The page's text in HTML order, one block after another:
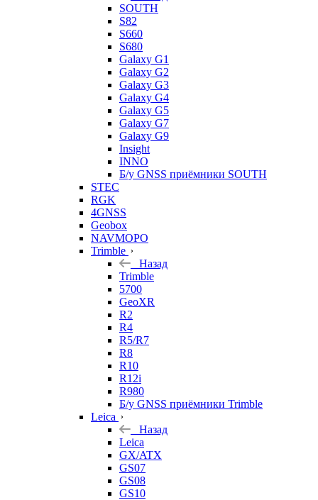
SOUTH
S82
S660
S680
Galaxy G1
Galaxy G2
Galaxy G3
Galaxy G4
Galaxy G5
Galaxy G7
Galaxy G9
Insight
INNO
Б/у GNSS приёмники SOUTH
STEC
RGK
4GNSS
Geobox
NAVMOPO
Trimble
Назад
Trimble
5700
GeoXR
R2
R4
R5/R7
R8
R10
R12i
R980
Б/у GNSS приёмники Trimble
Leica
Назад
Leica
GX/ATX
GS07
GS08
GS10